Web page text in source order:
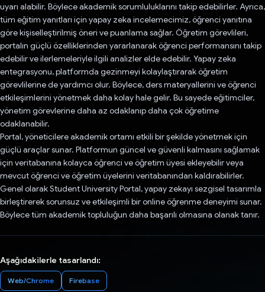
uyarı alabilir. Böylece akademik sorumluluklarını takip edebilirler. Ayrıca,
tüm eğitim yanıtları için yapay zeka incelemecimiz, öğrenci yanıtına
göre kişiselleştirilmiş öneri ve puanlama sağlar. Öğretim görevlileri,
portalın güçlü özelliklerinden yararlanarak öğrenci performansını takip
edebilir ve ilerlemeleriyle ilgili analizler elde edebilir. Yapay zeka
entegrasyonu, platformda gezinmeyi kolaylaştırarak öğretim
görevlilerine de yardımcı olur. Böylece, ders materyallerini ve öğrenci
etkileşimlerini yönetmek daha kolay hale gelir. Bu sayede eğitimciler,
yönetim görevlerine daha az odaklanıp daha çok öğretime
odaklanabilir.
Portal, yöneticilere akademik ortamı etkili bir şekilde yönetmek için
güçlü araçlar sunar. Platformun güncel ve güvenli kalmasını sağlamak
için veritabanına kolayca öğrenci ve öğretim üyesi ekleyebilir veya
mevcut öğrenci ve öğretim üyelerini veritabanından kaldırabilirler.
Genel olarak Student University Portal, yapay zekayı sezgisel tasarımla
birleştirerek sorunsuz ve etkileşimli bir online öğrenme deneyimi sunar.
Böylece tüm akademik topluluğun daha başarılı olmasına olanak tanır.
Aşağıdakilerle tasarlandı:
Web/Chrome Firebase